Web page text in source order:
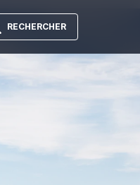
RECHERCHER